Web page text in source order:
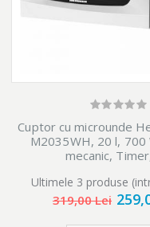
Cuptor cu microunde
M2035WH, 20 l, 700
mecanic,
Ultimele 3 produse
319,00 Lei